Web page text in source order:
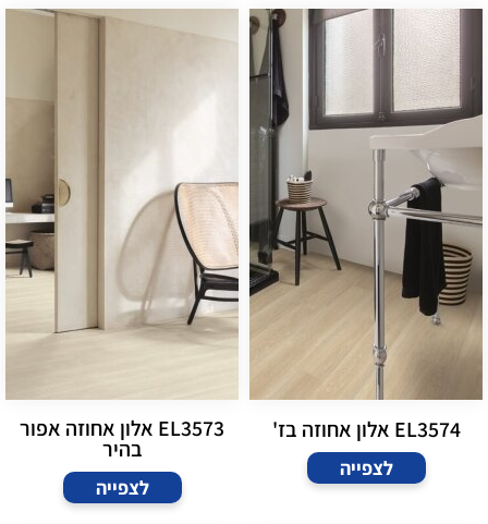
EL3574 אלון אחוזה בז'
לצפייה
EL3573 אלון אחוזה אפור
בהיר
לצפייה